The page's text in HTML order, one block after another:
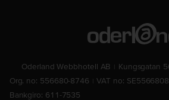
Oderland Webbhotell AB Kungsgatan
Org. no: 556680-8746
VAT no:
Bankgiro: 611-7535